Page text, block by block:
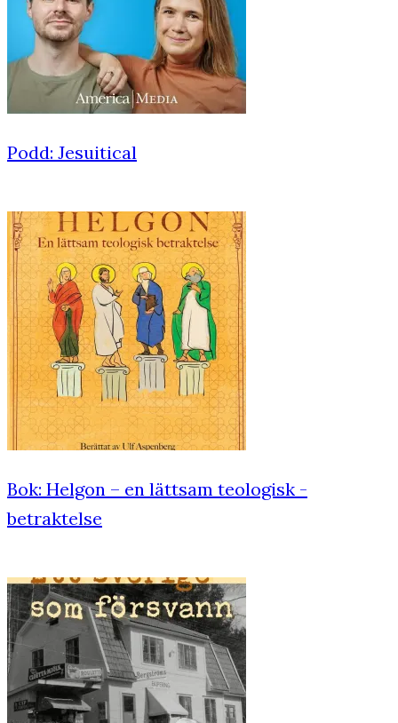
Podd: Jesuitical
Bok: Helgon – en lättsam teologisk ­
betraktelse